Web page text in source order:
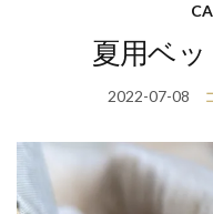
夏用ベ
2022-07-08